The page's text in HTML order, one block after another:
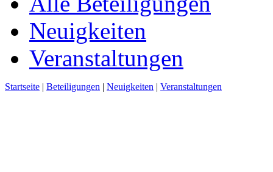
Neuigkeiten
Veranstaltungen
Startseite | Beteiligungen | Neuigkeiten | Veranstaltungen